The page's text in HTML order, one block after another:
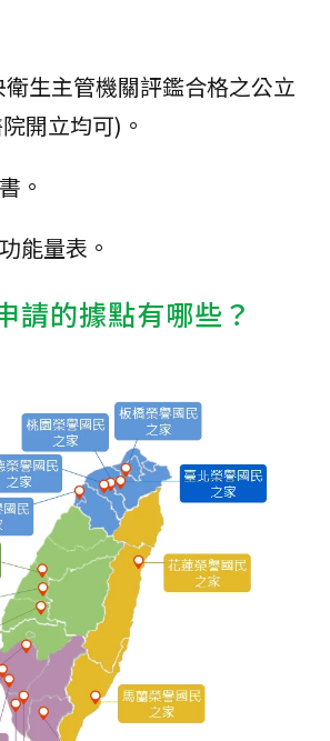
生主管機關評鑑合格之公立
開立均可)。
。
能量表。
請的據點有哪些？